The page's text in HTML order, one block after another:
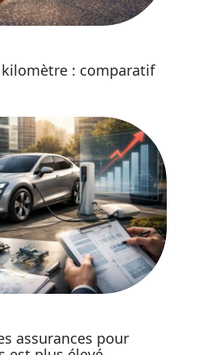
: comparatif
assurances pour